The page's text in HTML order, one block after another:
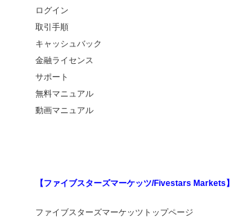
ログイン
取引手順
キャッシュバック
金融ライセンス
サポート
無料マニュアル
動画マニュアル
【ファイブスターズマーケッツ/Fivestars Markets】
ファイブスターズマーケッツトップページ